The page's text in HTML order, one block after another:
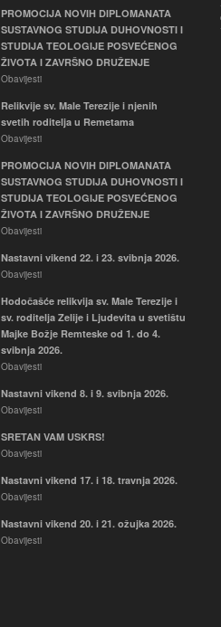
PROMOCIJA NOVIH DIPLOMANATA
SUSTAVNOG STUDIJA DUHOVNOSTI I
STUDIJA TEOLOGIJE POSVEĆENOG
ŽIVOTA I ZAVRŠNO DRUŽENJE
Obavijesti
Relikvije sv. Male Terezije i njenih
svetih roditelja u Remetama
Obavijesti
PROMOCIJA NOVIH DIPLOMANATA
SUSTAVNOG STUDIJA DUHOVNOSTI I
STUDIJA TEOLOGIJE POSVEĆENOG
ŽIVOTA I ZAVRŠNO DRUŽENJE
Obavijesti
Nastavni vikend 22. i 23. svibnja 2026.
Obavijesti
Hodočašće relikvija sv. Male Terezije i
sv. roditelja Zelije i Ljudevita u svetištu
Majke Božje Remteske od 1. do 4.
svibnja 2026.
Obavijesti
Nastavni vikend 8. i 9. svibnja 2026.
Obavijesti
SRETAN VAM USKRS!
Obavijesti
Nastavni vikend 17. i 18. travnja 2026.
Obavijesti
Nastavni vikend 20. i 21. ožujka 2026.
Obavijesti